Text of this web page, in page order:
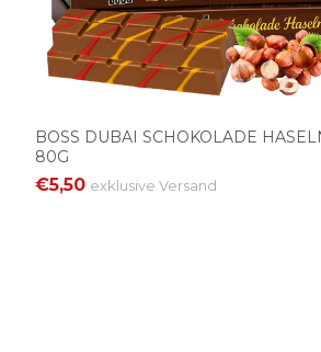
BOSS DUBAI SCHOKOLADE
80G
€5,50 exklusive Versand